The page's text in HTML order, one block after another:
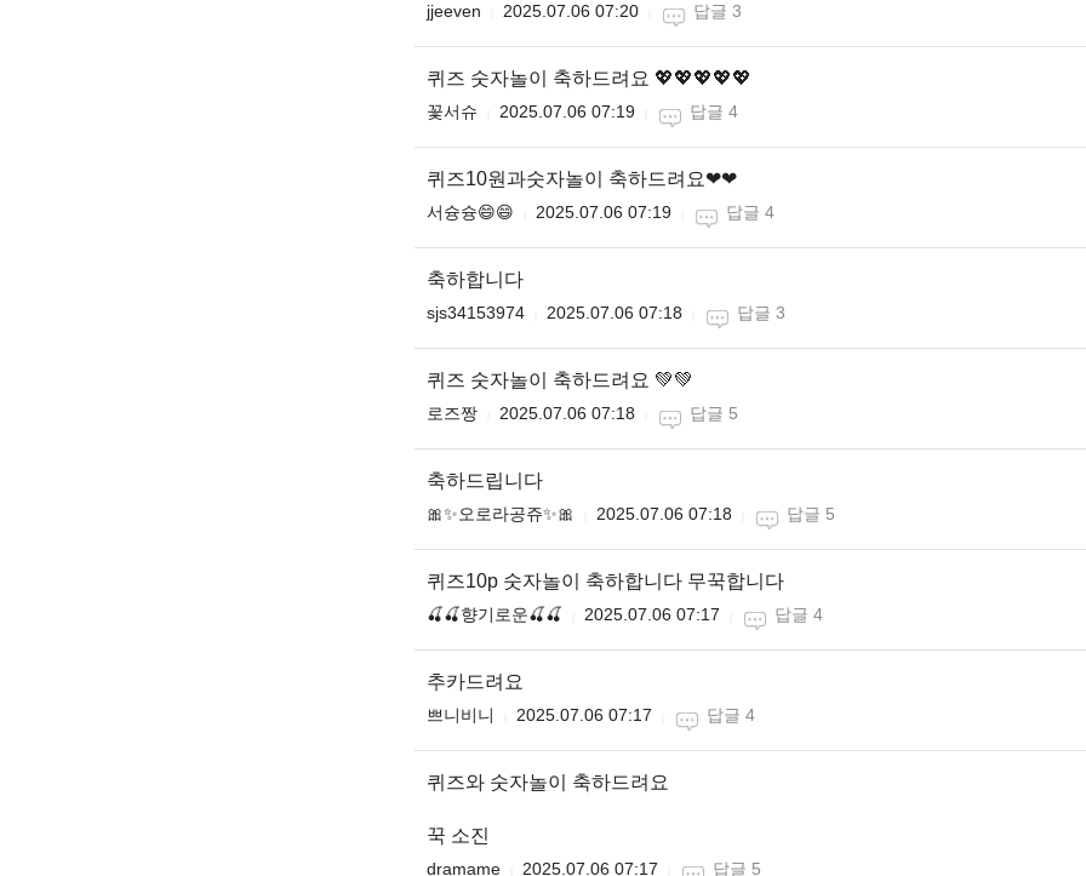
jjeeven 2025.07.06 07:20 답글 3
퀴즈 숫자놀이 축하드려요 💖💖💖💖💖
꽃서슈 2025.07.06 07:19 답글 4
퀴즈10원과숫자놀이 축하드려요❤❤
서슝슝😄😄 2025.07.06 07:19 답글 4
축하합니다
sjs34153974 2025.07.06 07:18 답글 3
퀴즈 숫자놀이 축하드려요 💚💚
로즈짱 2025.07.06 07:18 답글 5
축하드립니다
🎀✨오로라공쥬✨🎀 2025.07.06 07:18 답글 5
퀴즈10p 숫자놀이 축하합니다 무꾹합니다
🍒🍒향기로운🍒🍒 2025.07.06 07:17 답글 4
추카드려요
쁘니비니 2025.07.06 07:17 답글 4
퀴즈와 숫자놀이 축하드려요
꾹 소진
dramame 2025.07.06 07:17 답글 5